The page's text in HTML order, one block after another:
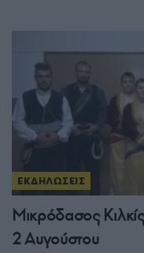
ΕΚΔΗΛΩΣΕΙΣ
Μικρόδασος
2 Αυγούστου